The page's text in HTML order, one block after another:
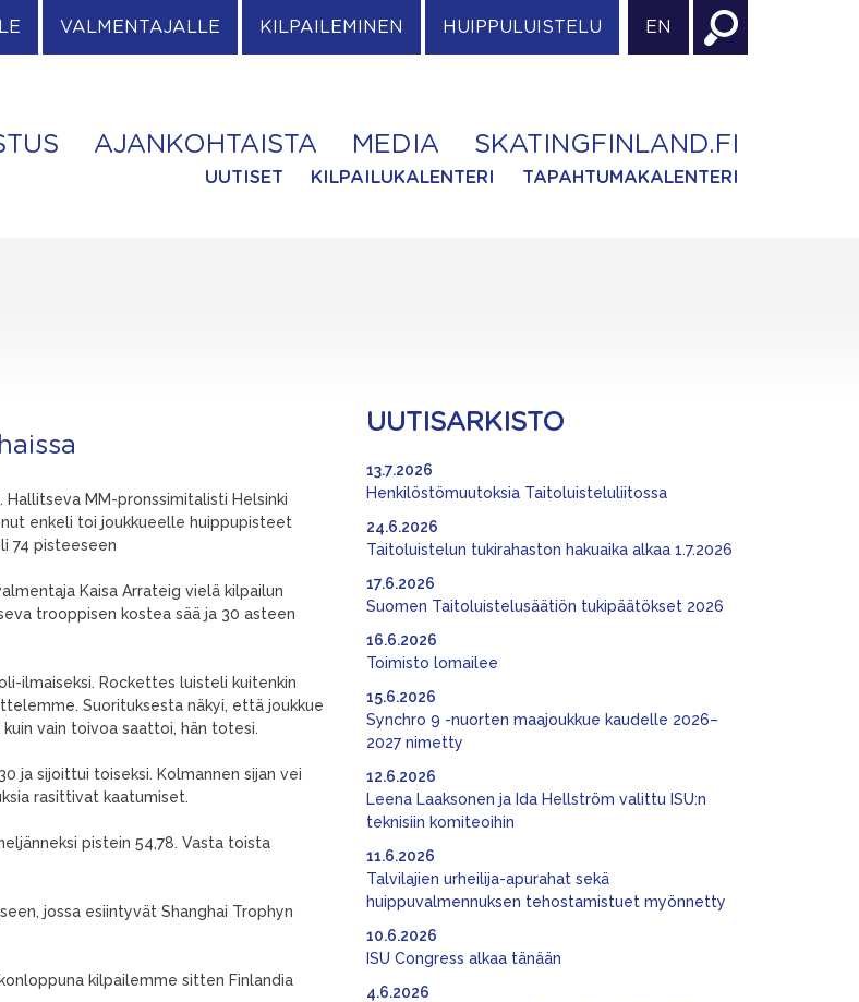
VALMENTAJALLE KILPAILEMINEN HUIPPULUISTELU EN
AJANKOHTAISTA MEDIA SKATINGFINLAND.FI
UUTISET KILPAILUKALENTERI TAPAHTUMAKALENTERI
Hallitseva MM-pronssimitalisti Helsinki
enkeli toi joukkueelle huippupisteet
74 pisteeseen
Kaisa Arrateig vielä kilpailun
trooppisen kostea sää ja 30 asteen
ilmaiseksi. Rockettes luisteli kuitenkin
Suorituksesta näkyi, että joukkue
vain toivoa saattoi, hän totesi.
ja sijoittui toiseksi. Kolmannen sijan vei
rasittivat kaatumiset.
pistein 54,78. Vasta toista
jossa esiintyvät Shanghai Trophyn
kilpailemme sitten Finlandia
UUTISARKISTO
Henkilöstömuutoksia Taitoluisteluliitossa
13.7.2026
Taitoluistelun tukirahaston hakuaika alkaa 1.7.2026
24.6.2026
Suomen Taitoluistelusäätiön tukipäätökset 2026
17.6.2026
Toimisto lomailee
16.6.2026
Synchro 9 -nuorten maajoukkue kaudelle 2026–
2027 nimetty
15.6.2026
Leena Laaksonen ja Ida Hellström valittu ISU:n
teknisiin komiteoihin
12.6.2026
Talvilajien urheilija-apurahat sekä
huippuvalmennuksen tehostamistuet myönnetty
11.6.2026
ISU Congress alkaa tänään
10.6.2026
4.6.2026